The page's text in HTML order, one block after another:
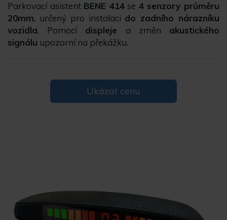
Parkovací asistent BENE 414se 4 senzory průměru
20mm, určený pro instalaci do zadního nárazníku
vozidla. Pomocí displeje a změn akustického
signálu upozorní na překážku.
Ukázat cenu